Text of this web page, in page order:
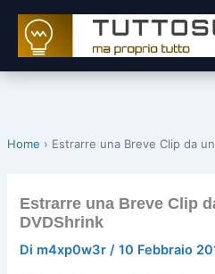
contenuto
Home › Estrarre una Breve Clip da
Estrarre una Breve Clip
DVDShrink
Di m4xp0w3r/10 Febbraio